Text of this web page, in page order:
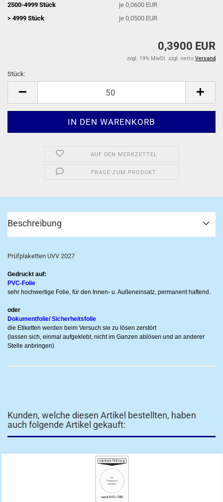
2500-4999 Stück
je 0,0600 EUR
> 4999 Stück
je 0,0500 EUR
0,3900 EUR
zzgl. 19% MwSt. zzgl. netto Versand
Stück:
AUF DEN MERKZETTEL
FRAGE ZUM PRODUKT
Beschreibung
Prüfplaketten UVV 2027
Gedruckt auf:
PVC-Folie
sehr hochwertige Folie, für den Innen- u. Außeneinsatz, permanent haftend.
oder
Dokumentfolie/ Sicherheitsfolie
die Etiketten werden beim Versuch sie zu lösen zerstört
(lassen sich, einmal aufgeklebt, nicht im Ganzen ablösen und an anderer
Stelle anbringen)
Kunden, welche diesen Artikel bestellten, haben
auch folgende Artikel gekauft: